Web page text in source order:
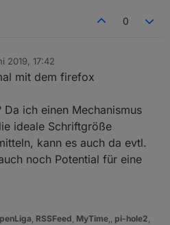
0
2019, 17:42
mit dem firefox
ich einen Mechanismus
ideale Schriftgröße
kann es auch da evtl.
noch Potential für eine
, RSSFeed, MyTime,, pi-hole2,